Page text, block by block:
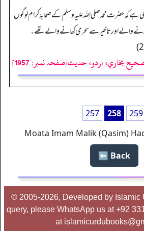
حضرت محمد صلی اللہ علیہ وسلم کے صحابۂ کرام لوگوں
والے اور تاخیر سے سحری کھانے والے تھے۔
بخاري، اردو، حدیث/صفحہ نمبر: 1957]
257 258
259
Moata Imam Malik (Qasim)
Back ⬅️
© 2005-2026, Developed by Islamic
query, please WhatsApp us at +92
at